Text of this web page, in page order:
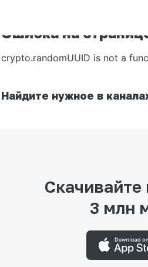
Ошибка на
crypto.randomUUID is not a
Найдите нужное в
Скачивайте
3 млн